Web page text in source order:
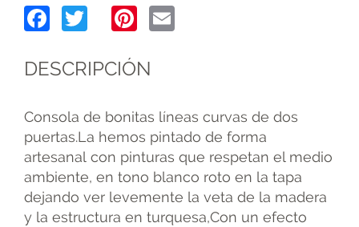
Facebook
TwitterPinterest
DESCRIPCIÓN
Consola de bonitas líneas curvas de dos
puertas.La hemos pintado de forma
artesanal con pinturas que respetan el medio
ambiente, en tono blanco roto en la tapa
dejando ver levemente la veta de la madera
y la estructura en turquesa,Con un efecto